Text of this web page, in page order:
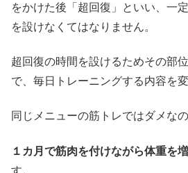
をかけた後「超回復」といい、一
を設けなくてはなりません。
超回復の時間を設けるためその部
で、毎日トレーニングする内容を
同じメニューの筋トレではダメなの
１カ月で筋肉を付けながら体重を
す。